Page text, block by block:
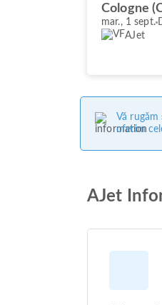
Cologne
mar., 1 sept.
AJet
Vă
oferim
AJet